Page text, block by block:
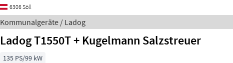
6306 Söll
Kommunalgeräte / Ladog
Ladog T1550T + Kugelmann Salzstreuer
135 PS/99 kW